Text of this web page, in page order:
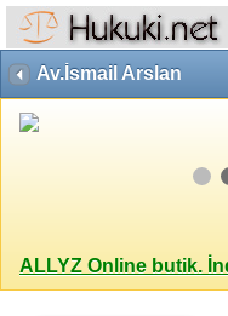
Av.İsmail Arslan
ALLYZ Online butik.